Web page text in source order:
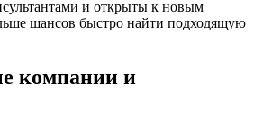
и открыты к новым
шансов быстро найти подходящую
компании и